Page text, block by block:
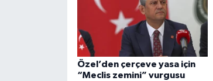
Özel’den çerçeve yasa için
“Meclis zemini” vurgusu